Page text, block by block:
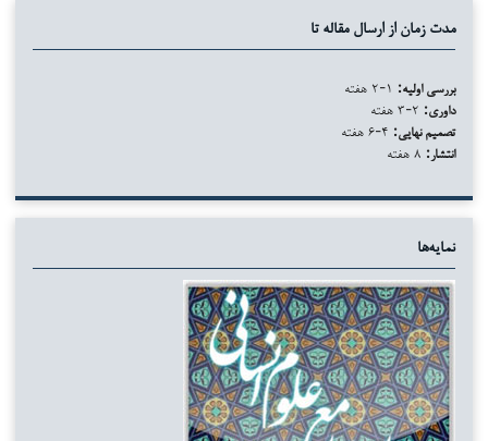
مدت زمان از ارسال مقاله تا
بررسی اولیه:
داوری:
تصمیم نهایی:
انتشار:
نمایه‌ها